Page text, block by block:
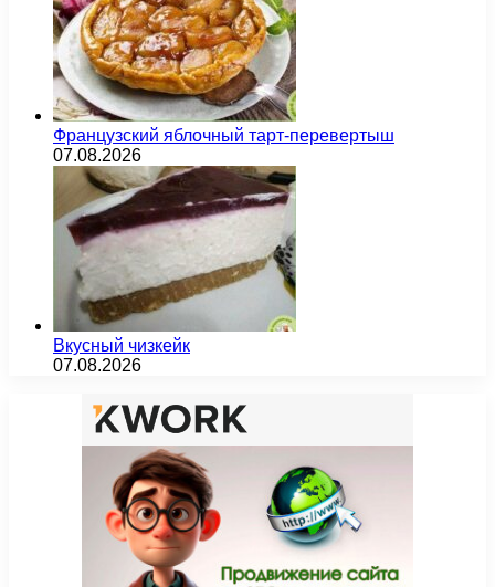
Французский яблочный тарт-перевертыш
07.08.2026
Вкусный чизкейк
07.08.2026